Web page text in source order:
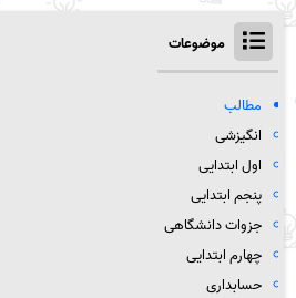
موضوعات
مطالب
انگیزشی
اول ابتدایی
پنجم ابتدایی
جزوات دانشگاهی
چهارم ابتدایی
حسابداری